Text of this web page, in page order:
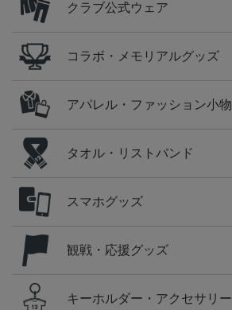
クラブ公式ウェア
コラボ・メモリアルグッズ
アパレル・ファッション小物
タオル・リストバンド
スマホグッズ
観戦・応援グッズ
キーホルダー・アクセサリー